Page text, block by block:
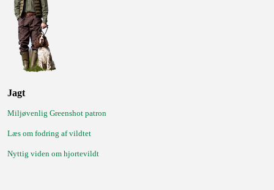
Jagt
Miljøvenlig Greenshot patron
Læs om fodring af vildtet
Nyttig viden om hjortevildt